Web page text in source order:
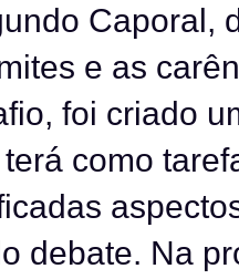
Caporal,
e as
foi criado
como
debate. Na